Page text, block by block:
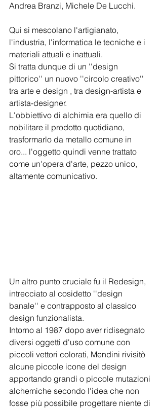
Andrea Branzi, Michele De Lucchi.
Qui si mescolano l'artigianato,
l'industria, l'informatica le tecniche e i
materiali attuali e inattuali.
Si tratta dunque di un ''design
pittorico'' un nuovo ''circolo creativo''
tra arte e design , tra design-artista e
artista-designer.
L'obbiettivo di alchimia era quello di
nobilitare il prodotto quotidiano,
trasformarlo da metallo comune in
oro... l'oggetto quindi venne trattato
come un'opera d'arte, pezzo unico,
altamente comunicativo.
Un altro punto cruciale fu il Redesign,
intrecciato al cosidetto ''design
banale'' e contrapposto al classico
design funzionalista.
Intorno al 1987 dopo aver ridisegnato
diversi oggetti d'uso comune con
piccoli vettori colorati, Mendini rivisitò
alcune piccole icone del design
apportando grandi o piccole mutazioni
alchemiche secondo l'idea che non
fosse più possibile progettare niente di